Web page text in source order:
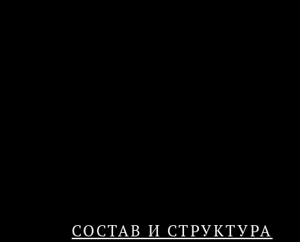
СОСТАВ И СТРУКТУРА